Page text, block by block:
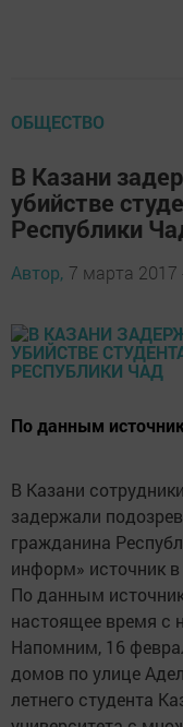
ОБЩЕСТВО
В Казани
убийстве
Республики
Автор, 7 марта 2017
По данным
В Казани
задержали
гражданина
информ» источник
По данным
настоящее время с
Напомним, 16
домов по улице
летнего студента